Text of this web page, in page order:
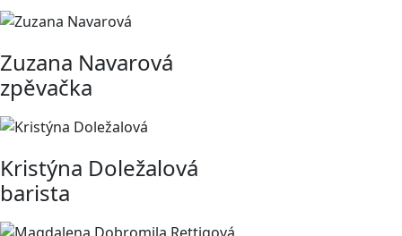
Zuzana Navarová
zpěvačka
Kristýna Doležalová
barista